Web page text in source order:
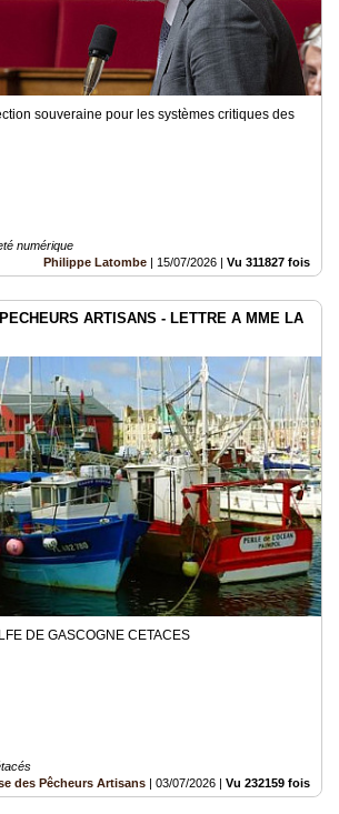
souveraine pour les systèmes critiques des
numérique
Philippe Latombe | 15/07/2026 | Vu 311827 fois
ARTISANS - LETTRE A MME LA
DE GASCOGNE CETACES
des Pêcheurs Artisans | 03/07/2026 | Vu 232159 fois